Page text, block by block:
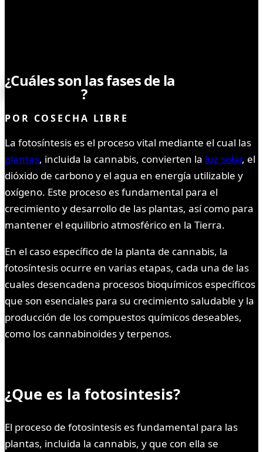
¿Cuáles son las fases de la
fotosíntesis?
POR COSECHA LIBRE
La fotosíntesis es el proceso vital mediante el cual las
plantas, incluida la cannabis, convierten la luz solar, el
dióxido de carbono y el agua en energía utilizable y
oxígeno. Este proceso es fundamental para el
crecimiento y desarrollo de las plantas, así como para
mantener el equilibrio atmosférico en la Tierra.
En el caso específico de la planta de cannabis, la
fotosíntesis ocurre en varias etapas, cada una de las
cuales desencadena procesos bioquímicos específicos
que son esenciales para su crecimiento saludable y la
producción de los compuestos químicos deseables,
como los cannabinoides y terpenos.
¿Que es la fotosintesis?
El proceso de fotosintesis es fundamental para las
plantas, incluida la cannabis, y que con ella se